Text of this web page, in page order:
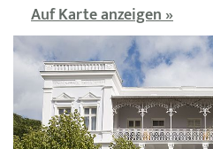
Auf Karte anzeigen »